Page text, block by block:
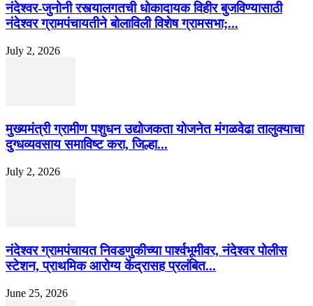
नंदेश्वर-जुनोनी रस्त्यालगतची धोकादायक विहीर बुजविण्यासाठी
नंदेश्वर ग्रामपंचायतीने बोलाविली विशेष ग्रामसभा;...
July 2, 2026
मुख्यमंत्री ग्रामीण पशुधन उद्योजकता योजनेत मंगळवेढा तालुक्याचा
दुग्धव्यवसाय समाविष्ट करा, जिल्हा...
July 2, 2026
नंदेश्वर ग्रामपंचायत निवडणुकीच्या पार्श्वभूमीवर, नंदेश्वर पोलीस
स्टेशन, प्राथमिक आरोग्य केंद्रासह प्रलंबित...
June 25, 2026